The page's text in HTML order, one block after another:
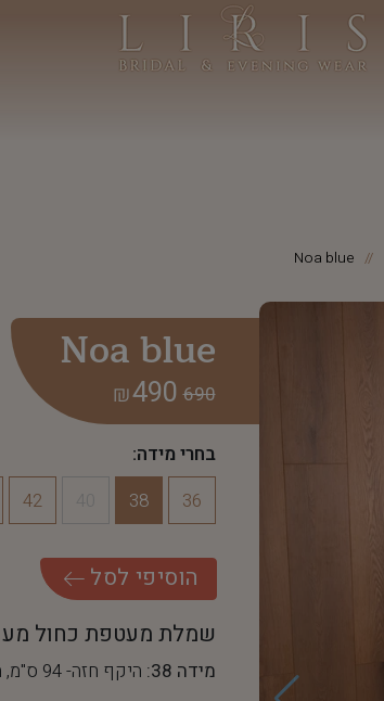
Noa blue
Noa blue
690
490
₪
בחרי מידה:
36
38
42
הוסיפי לסל
שמלת מעטפת כחול
מידה 38:
היקף חזה- 94 ס"מ, היקף מותן- 72 ס"מ